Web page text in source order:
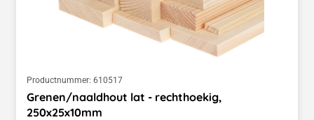
Productnummer: 610517
Grenen/naaldhout lat - rechthoekig,
250x25x10mm